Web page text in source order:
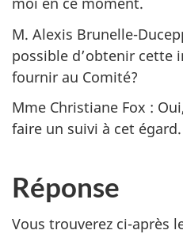
M. Alexis Brunelle-
possible d’obtenir cette
fournir au Comité?
Mme Christiane Fox :
faire un suivi à cet égard.
Réponse
Vous trouverez ci-après